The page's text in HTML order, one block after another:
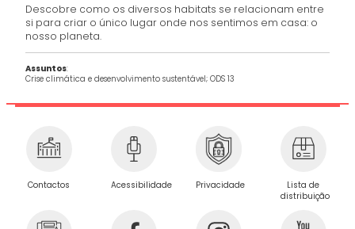
Descobre como os diversos habitats se relacionam entre
si para criar o único lugar onde nos sentimos em casa: o
nosso planeta.
Assuntos:
Crise climática e desenvolvimento sustentável; ODS 13
Contactos Acessibilidade Privacidade
Lista de
distribuição